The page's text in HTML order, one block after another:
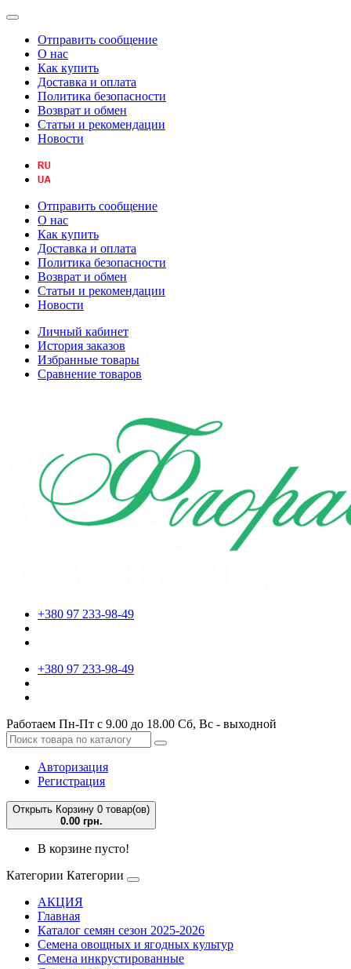
Отправить сообщение
О нас
Как купить
Доставка и оплата
Политика безопасности
Возврат и обмен
Статьи и рекомендации
Новости
Отправить сообщение
О нас
Как купить
Доставка и оплата
Политика безопасности
Возврат и обмен
Статьи и рекомендации
Новости
Личный кабинет
История заказов
Избранные товары
Сравнение товаров
+380 97 233-98-49
+380 97 233-98-49
Работаем Пн-Пт с 9.00 до 18.00 Сб, Вс - выходной
Авторизация
Регистрация
Открыть Корзину 0 товар(ов)
0.00 грн.
В корзине пусто!
Категории Категории
АКЦИЯ
Главная
Каталог семян сезон 2025-2026
Семена овощных и ягодных культур
Семена инкрустированные